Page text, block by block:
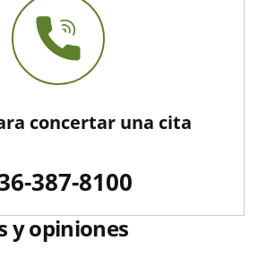
concertar una cita
387-8100
y opiniones